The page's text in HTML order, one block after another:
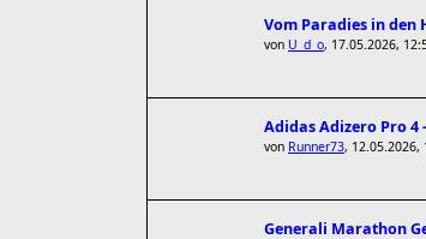
Vom Paradies in den
von U_d_o, 17.05.2026,
Adidas Adizero Pro 4
von Runner73, 12.05.2026,
Generali Marathon